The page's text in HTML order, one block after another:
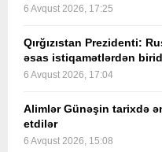
6 Avqust 2026, 17:25
Qırğızıstan Prezidenti:
əsas istiqamətlərdən
6 Avqust 2026, 17:04
Alimlər Günəşin tarixdə
etdilər
6 Avqust 2026, 15:08